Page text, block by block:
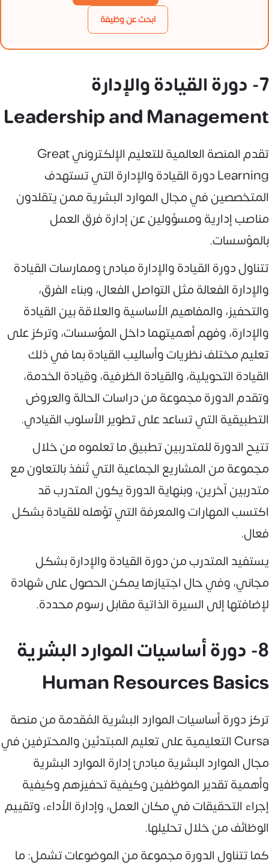
ابحث عن وظيفة
7- دورة القيادة والإدارة
Leadership and Management
تقدم المنصة العالمية للتعليم الإلكتروني Great
Learning دورة
القيادة والإدارة التي تستهدف
المتخصصين في مجال الموارد البشرية ممن يتقلدون
مناصب إدارية ومسؤولين عن إدارة فرق العمل
بالمؤسسات.
تتناول دورة القيادة والإدارة مبادئ وممارسات القيادة
والإدارة الفعالة مثل التواصل الفعال، وبناء الفرق،
والتحفيز، والمفاهيم الأساسية والعلاقة بين القيادة
والإدارة، وفهم أهميتهما داخل المؤسسات، وتركز على
تعليم مختلف نظريات وأساليب القيادة بما في ذلك
القيادة التحويلية، والقيادة الظرفية، وقيادة الخدمة،
وتقدم الدورة مجموعة من دراسات الحالة والعروض
التطبيقية التي تساعد على تطوير الأسلوب القيادي.
تتيح الدورة للمتدربين تطبيق ما تعلموه من خلال
مجموعة من المشاريع الجماعية التي تُنفذ بالتعاون مع
متدربين آخرين، وبنهاية الدورة يكون المتدرب قد
اكتسب المهارات والمعرفة التي تؤهله للقيادة بشكل
فعال.
يستفيد المتدرب من دورة القيادة والإدارة بشكل
مجاني، وفي حال اجتيازها يمكن الحصول على شهادة
لإضافتها إلى السيرة الذاتية مقابل رسوم محددة.
8- دورة أساسيات الموارد البشرية
Human Resources Basics
تركز دورة أساسيات الموارد البشرية المُقدمة من منصة
Cursa التعليمية على تعليم المبتدئين والمحترفين في
مجال الموارد البشرية مبادئ إدارة الموارد البشرية
وأهمية تقدير الموظفين وكيفية تحفيزهم وكيفية
إجراء التحقيقات في مكان العمل، وإدارة الأداء، وتقييم
الوظائف من خلال تحليلها.
كما تتناول الدورة مجموعة من الموضوعات تشمل: ما